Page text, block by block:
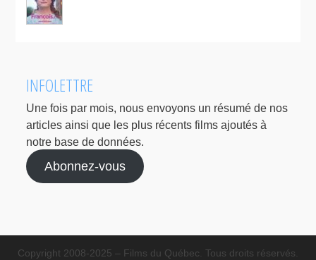
INFOLETTRE
Une fois par mois, nous envoyons un résumé de nos
articles ainsi que les plus récents films ajoutés à
notre base de données.
Abonnez-vous
Copyright 2008-2025 – Films du Québec. Tous droits réservés.